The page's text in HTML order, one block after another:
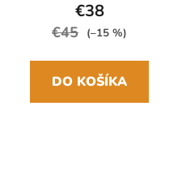
€38
€45 (–15 %)
DO KOŠÍKA